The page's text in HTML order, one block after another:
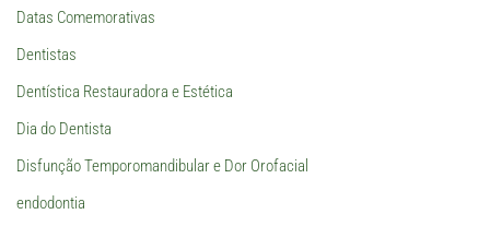
Datas Comemorativas
Dentistas
Dentística Restauradora e Estética
Dia do Dentista
Disfunção Temporomandibular e Dor Orofacial
endodontia